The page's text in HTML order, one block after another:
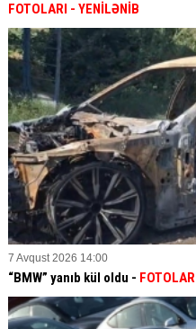
FOTOLARI - YENİLƏNİB
7 Avqust 2026 14:00
“BMW” yanıb kül oldu - FOTOLAR